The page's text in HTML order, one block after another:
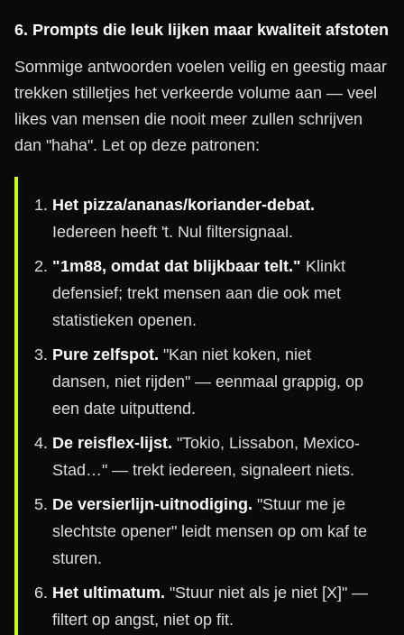
6. Prompts die leuk lijken maar kwaliteit afstoten
Sommige antwoorden voelen veilig en geestig maar
trekken stilletjes het verkeerde volume aan — veel
likes van mensen die nooit meer zullen schrijven
dan "haha". Let op deze patronen:
Het pizza/ananas/koriander-debat.
Iedereen heeft 't. Nul filtersignaal.
"1m88, omdat dat blijkbaar telt." Klinkt
defensief; trekt mensen aan die ook met
statistieken openen.
Pure zelfspot. "Kan niet koken, niet
dansen, niet rijden" — eenmaal grappig, op
een date uitputtend.
De reisflex-lijst. "Tokio, Lissabon, Mexico-
Stad…" — trekt iedereen, signaleert niets.
De versierlijn-uitnodiging. "Stuur me je
slechtste opener" leidt mensen op om kaf te
sturen.
Het ultimatum. "Stuur niet als je niet [X]" —
filtert op angst, niet op fit.